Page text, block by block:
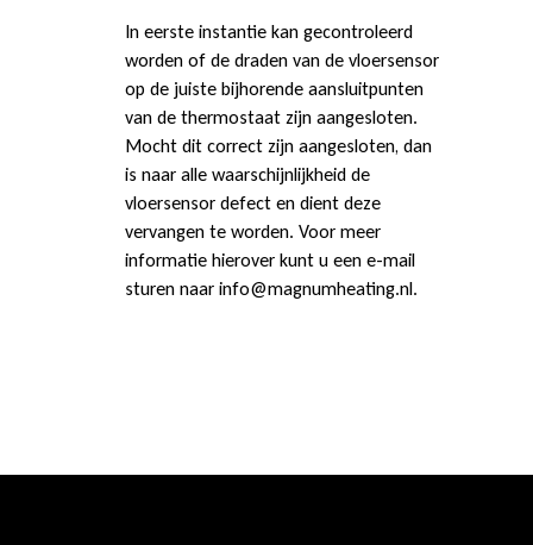
In eerste instantie kan gecontroleerd
worden of de draden van de vloersensor
op de juiste bijhorende aansluitpunten
van de thermostaat zijn aangesloten.
Mocht dit correct zijn aangesloten, dan
is naar alle waarschijnlijkheid de
vloersensor defect en dient deze
vervangen te worden. Voor meer
informatie hierover kunt u een e-mail
sturen naar info@magnumheating.nl.